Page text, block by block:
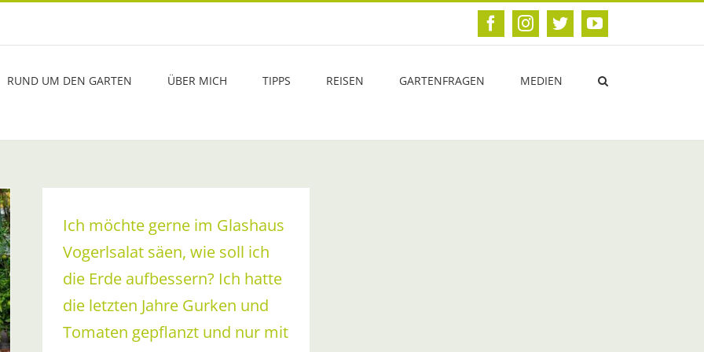
FacebookInstagram
TwitterYouTube
RUND UM DEN GARTEN ÜBER MICH TIPPS REISEN GARTENFRAGEN MEDIEN
Ich möchte gerne im Glashaus
Vogerlsalat säen, wie soll ich
die Erde aufbessern? Ich hatte
die letzten Jahre Gurken und
Tomaten gepflanzt und nur mit